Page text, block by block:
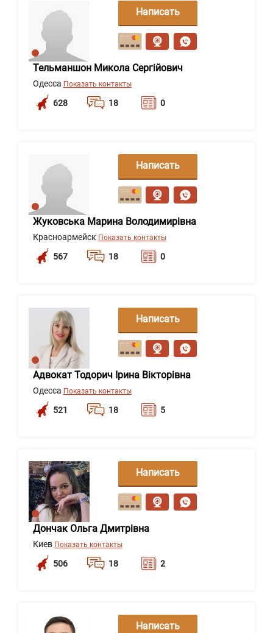
Тельманшон Микола Сергійович
Одесса Показать контакты
628 18 0
Написать
сообщение
Жуковська Марина Володимирівна
Красноармейск Показать контакты
567 18 0
Написать
сообщение
Адвокат Тодорич Ірина Вікторівна
Одесса Показать контакты
521 18 5
Написать
сообщение
Дончак Ольга Дмитрівна
Киев Показать контакты
506 18 2
Написать
сообщение
Написать